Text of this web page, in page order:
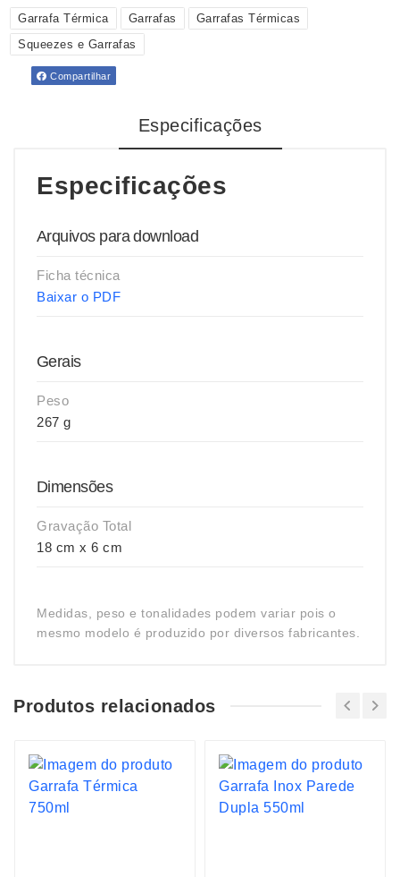
Garrafa Térmica Garrafas
Garrafas Térmicas
Squeezes e Garrafas
Compartilhar
Especificações
Especificações
Arquivos para download
Ficha técnica
Baixar o PDF
Gerais
Peso
267 g
Dimensões
Gravação Total
18 cm x 6 cm
Medidas, peso e tonalidades podem variar pois o
mesmo modelo é produzido por diversos fabricantes.
Produtos relacionados